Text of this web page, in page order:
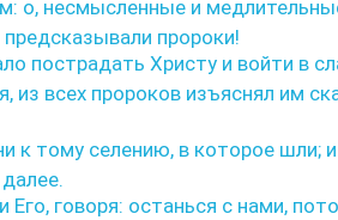
о, несмысленные и
пророки!
пострадать Христу и войти в
из всех пророков изъяснял им
к тому селению, в которое шли;
Его, говоря: останься с нами,